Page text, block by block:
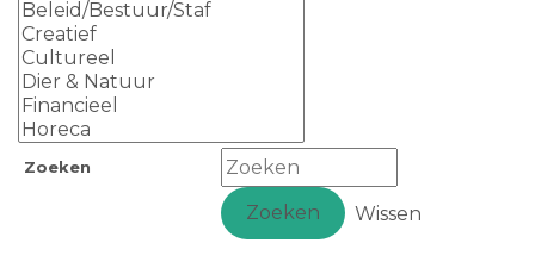
Zoeken
Zoeken Wissen